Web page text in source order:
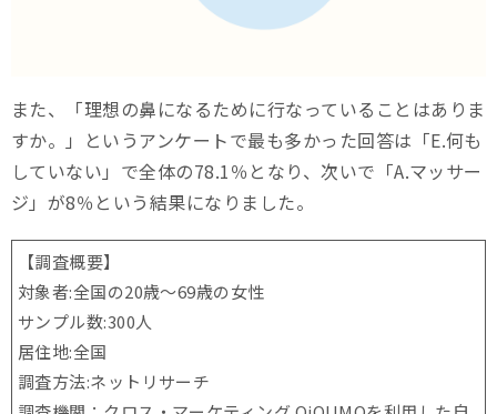
また、「理想の鼻になるために行なっていることはありま
すか。」というアンケートで最も多かった回答は「E.何も
していない」で全体の78.1％となり、次いで「A.マッサー
ジ」が8％という結果になりました。
【調査概要】
対象者:全国の20歳〜69歳の女性
サンプル数:300人
居住地:全国
調査方法:ネットリサーチ